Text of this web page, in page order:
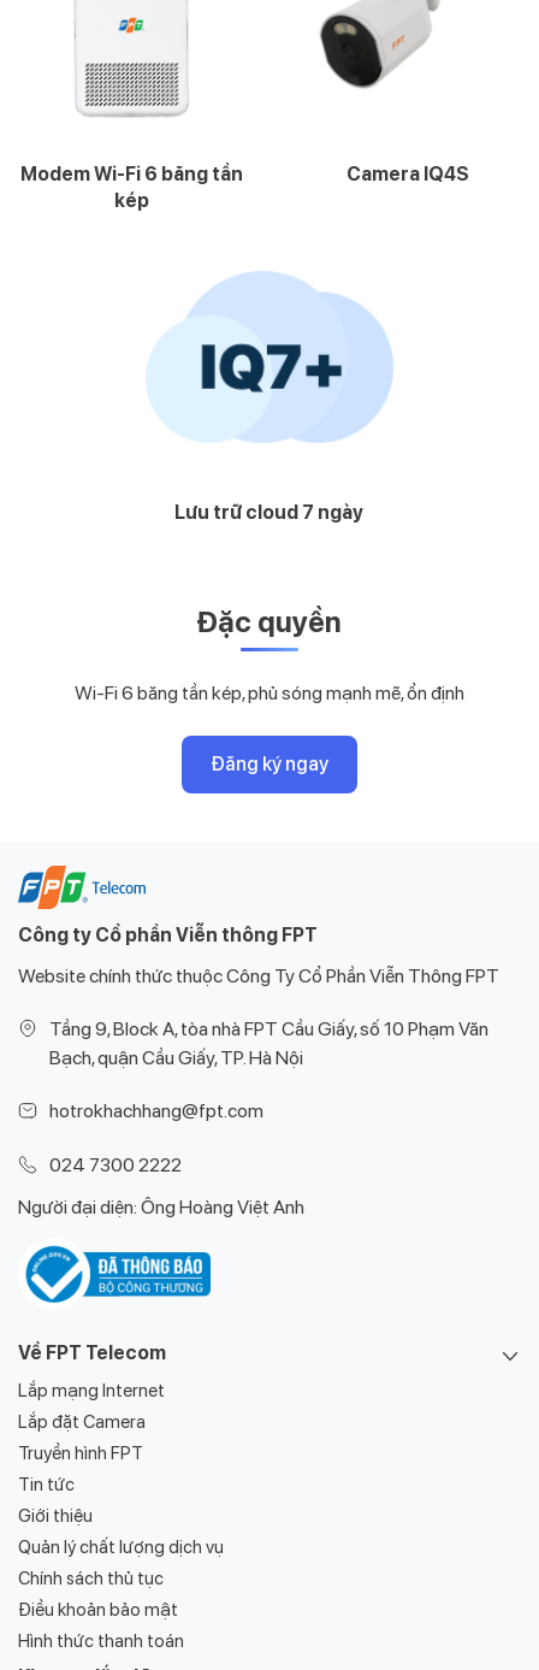
Modem Wi-Fi 6 băng tần
kép
Camera IQ4S
Lưu trữ cloud 7 ngày
Đặc quyền
Wi-Fi 6 băng tần kép, phủ sóng mạnh mẽ, ổn định
Đăng ký ngay
Công ty Cổ phần Viễn thông FPT
Website chính thức thuộc Công Ty Cổ Phần Viễn Thông FPT
Tầng 9, Block A, tòa nhà FPT Cầu Giấy, số 10 Phạm Văn
Bạch, quận Cầu Giấy, TP. Hà Nội
hotrokhachhang@fpt.com
024 7300 2222
Người đại diện: Ông Hoàng Việt Anh
Về FPT Telecom
Lắp mạng Internet
Lắp đặt Camera
Truyền hình FPT
Tin tức
Giới thiệu
Quản lý chất lượng dịch vụ
Chính sách thủ tục
Điều khoản bảo mật
Hình thức thanh toán